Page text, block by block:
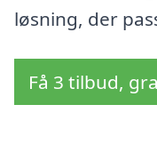
løsning, der
Få 3 tilbud,